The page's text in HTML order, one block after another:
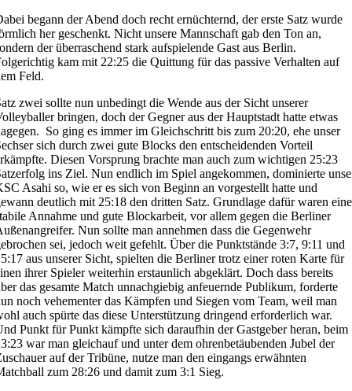
begann der Abend doch recht ernüchternd, der erste Satz wurde
her geschenkt. Nicht unsere Mannschaft gab den Ton an,
der überraschend stark aufspielende Gast aus Berlin.
kam mit 22:25 die Quittung für das passive Verhalten auf
Feld.
zwei sollte nun unbedingt die Wende aus der Sicht unserer
bringen, doch der Gegner aus der Hauptstadt hatte etwas
So ging es immer im Gleichschritt bis zum 20:20, ehe unser
sich durch zwei gute Blocks den entscheidenden Vorteil
Diesen Vorsprung brachte man auch zum wichtigen 25:23
ins Ziel. Nun endlich im Spiel angekommen, dominierte
Asahi so, wie er es sich von Beginn an vorgestellt hatte und
deutlich mit 25:18 den dritten Satz. Grundlage dafür waren eine
Annahme und gute Blockarbeit, vor allem gegen die Berliner
Nun sollte man annehmen dass die Gegenwehr
sei, jedoch weit gefehlt. Über die Punktstände 3:7, 9:11 und
aus unserer Sicht, spielten die Berliner trotz einer roten Karte für
ihrer Spieler weiterhin erstaunlich abgeklärt. Doch dass bereits
das gesamte Match unnachgiebig anfeuernde Publikum, forderte
noch vehementer das Kämpfen und Siegen vom Team, weil man
auch spürte das diese Unterstützung dringend erforderlich war.
Punkt für Punkt kämpfte sich daraufhin der Gastgeber heran, beim
war man gleichauf und unter dem ohrenbetäubenden Jubel der
auf der Tribüne, nutze man den eingangs erwähnten
zum 28:26 und damit zum 3:1 Sieg.